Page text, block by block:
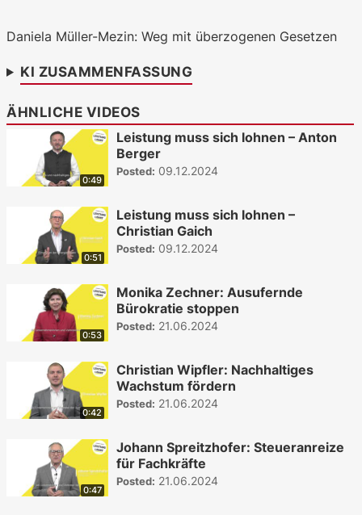
Daniela Müller-Mezin: Weg mit überzogenen Gesetzen
KI ZUSAMMENFASSUNG
ÄHNLICHE VIDEOS
0:49
Leistung muss sich lohnen – Anton
Berger
Posted: 09.12.2024
0:51
Leistung muss sich lohnen –
Christian Gaich
Posted: 09.12.2024
0:53
Monika Zechner: Ausufernde
Bürokratie stoppen
Posted: 21.06.2024
0:42
Christian Wipfler: Nachhaltiges
Wachstum fördern
Posted: 21.06.2024
0:47
Johann Spreitzhofer: Steueranreize
für Fachkräfte
Posted: 21.06.2024